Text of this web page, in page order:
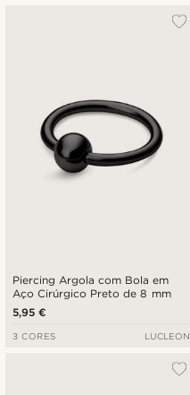
Piercing Argola com Bola em
Aço Cirúrgico Preto de 8 mm
5,95 €
3 CORES LUCLEON